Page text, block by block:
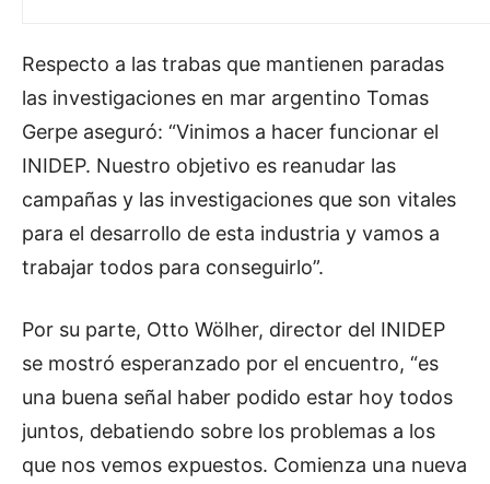
Respecto a las trabas que mantienen paradas
las investigaciones en mar argentino Tomas
Gerpe aseguró: “Vinimos a hacer funcionar el
INIDEP. Nuestro objetivo es reanudar las
campañas y las investigaciones que son vitales
para el desarrollo de esta industria y vamos a
trabajar todos para conseguirlo”.
Por su parte, Otto Wölher, director del INIDEP
se mostró esperanzado por el encuentro, “es
una buena señal haber podido estar hoy todos
juntos, debatiendo sobre los problemas a los
que nos vemos expuestos. Comienza una nueva